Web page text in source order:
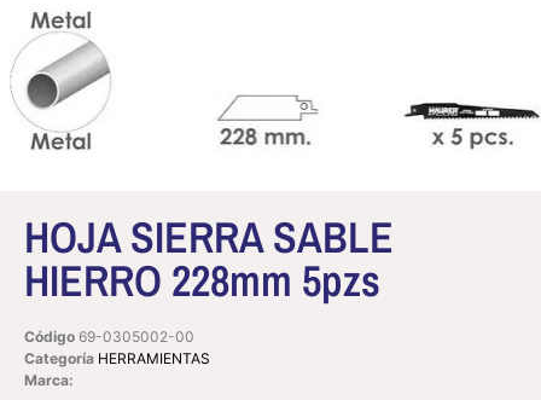
HOJA SIERRA SABLE
HIERRO 228mm 5pzs
Código 69-0305002-00
Categoría HERRAMIENTAS
Marca: